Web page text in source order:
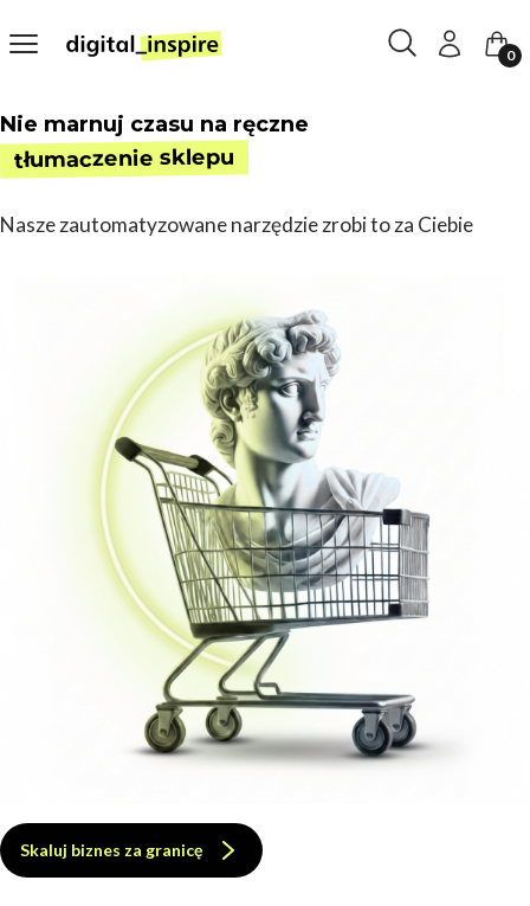
Menu Otwórz
Szukaj Zaloguj się
Nie marnuj czasu na ręczne
tłumaczenie sklepu
Nasze zautomatyzowane narzędzie zrobi to za Ciebie
Skaluj biznes za granicę